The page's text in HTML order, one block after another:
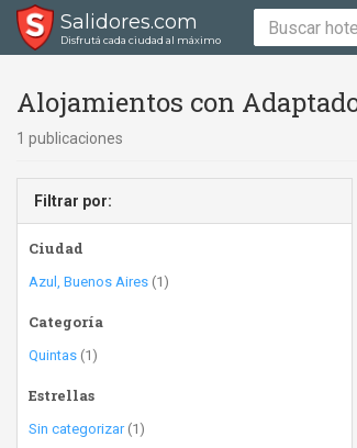
Salidores.com
Disfrutá cada ciudad al máximo
Alojamientos con
1 publicaciones
Filtrar por:
Ciudad
Azul, Buenos Aires (1)
Categoría
Quintas (1)
Estrellas
Sin categorizar(1)